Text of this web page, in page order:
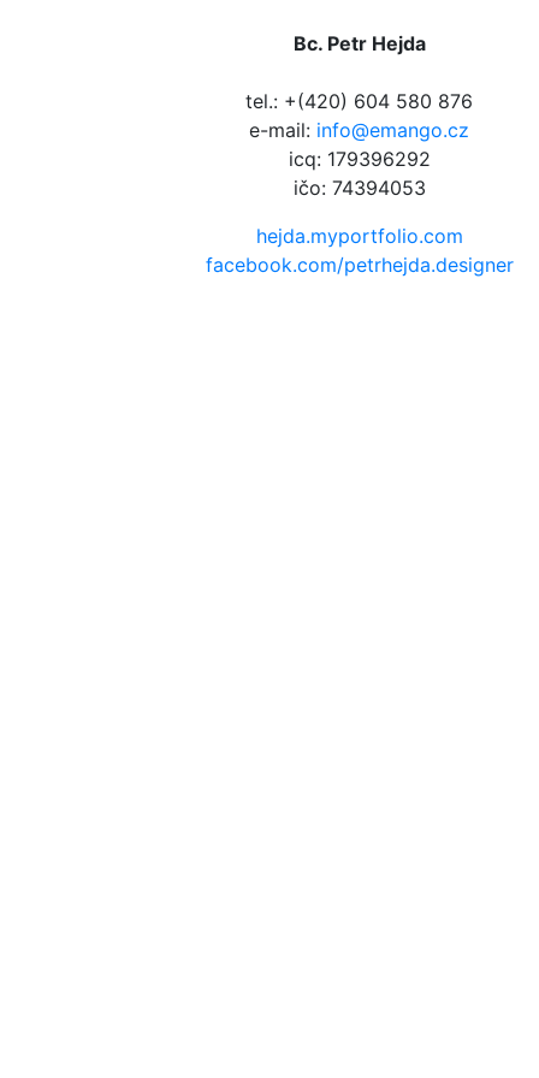
Bc. Petr Hejda
tel.: +(420) 604 580 876
e-mail: info@emango.cz
icq: 179396292
ičo: 74394053
hejda.myportfolio.com
facebook.com/petrhejda.designer